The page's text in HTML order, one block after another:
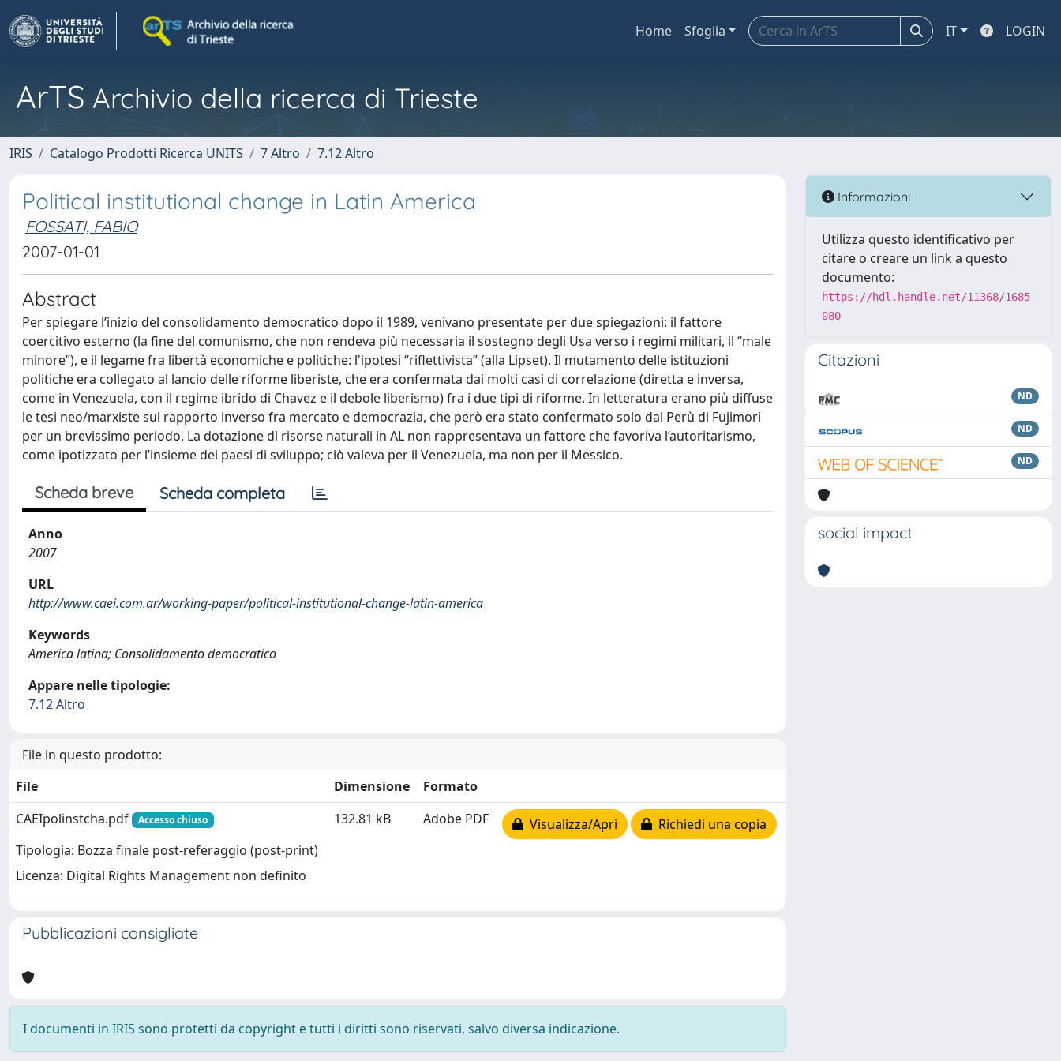
Home Sfoglia IT LOGIN
ArTS Archivio della ricerca di Trieste
IRIS Catalogo Prodotti Ricerca UNITS 7 Altro 7.12 Altro
Political institutional change in Latin America
FOSSATI, FABIO
2007-01-01
Abstract
Per spiegare l’inizio del consolidamento democratico dopo il 1989, venivano presentate per due spiegazioni: il fattore
coercitivo esterno (la fine del comunismo, che non rendeva più necessaria il sostegno degli Usa verso i regimi militari, il “male
minore”), e il legame fra libertà economiche e politiche: l'ipotesi “riflettivista” (alla Lipset). Il mutamento delle istituzioni
politiche era collegato al lancio delle riforme liberiste, che era confermata dai molti casi di correlazione (diretta e inversa,
come in Venezuela, con il regime ibrido di Chavez e il debole liberismo) fra i due tipi di riforme. In letteratura erano più diffuse
le tesi neo/marxiste sul rapporto inverso fra mercato e democrazia, che però era stato confermato solo dal Perù di Fujimori
per un brevissimo periodo. La dotazione di risorse naturali in AL non rappresentava un fattore che favoriva l’autoritarismo,
come ipotizzato per l’insieme dei paesi di sviluppo; ciò valeva per il Venezuela, ma non per il Messico.
Scheda breve Scheda completa
Anno
2007
URL
http://www.caei.com.ar/working-paper/political-institutional-change-latin-america
Keywords
America latina; Consolidamento democratico
Appare nelle tipologie:
7.12 Altro
File in questo prodotto:
File
Dimensione
Formato
CAEIpolinstcha.pdf
Accesso chiuso
Tipologia: Bozza finale post-referaggio (post-print)
Licenza: Digital Rights Management non definito
132.81 kB Adobe PDF Visualizza/Apri Richiedi una copia
Pubblicazioni consigliate
I documenti in IRIS sono protetti da copyright e tutti i diritti sono riservati, salvo diversa indicazione.
Informazioni
Utilizza questo identificativo per
citare o creare un link a questo
documento:
https://hdl.handle.net/11368/1685
080
Citazioni
ND
ND
ND
social impact